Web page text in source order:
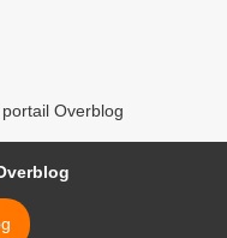
Overblog